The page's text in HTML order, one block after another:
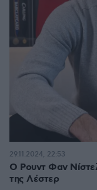
Ο Ρουντ Φαν
της Λέστερ
29.11.2024, 22:53